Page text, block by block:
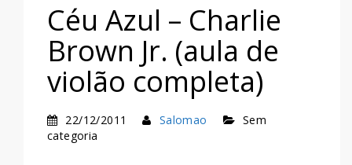
Céu Azul – Charlie
Brown Jr. (aula de
violão completa)
22/12/2011 Salomao
Sem
categoria